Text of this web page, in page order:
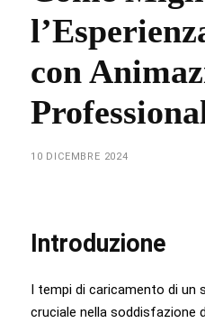
con
10 DICEMBRE 2024
Introduzione
I tempi di caricamento di un
cruciale nella soddisfazione